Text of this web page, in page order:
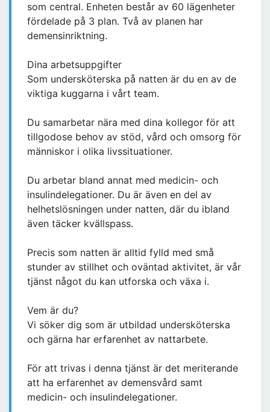
som central. Enheten består av 60 lägenheter
fördelade på 3 plan. Två av planen har
demensinriktning.
Dina arbetsuppgifter
Som undersköterska på natten är du en av de
viktiga kuggarna i vårt team.
Du samarbetar nära med dina kollegor för att
tillgodose behov av stöd, vård och omsorg för
människor i olika livssituationer.
Du arbetar bland annat med medicin- och
insulindelegationer. Du är även en del av
helhetslösningen under natten, där du ibland
även täcker kvällspass.
Precis som natten är alltid fylld med små
stunder av stillhet och oväntad aktivitet, är vår
tjänst något du kan utforska och växa i.
Vem är du?
Vi söker dig som är utbildad undersköterska
och gärna har erfarenhet av nattarbete.
För att trivas i denna tjänst är det meriterande
att ha erfarenhet av demensvård samt
medicin- och insulindelegationer.